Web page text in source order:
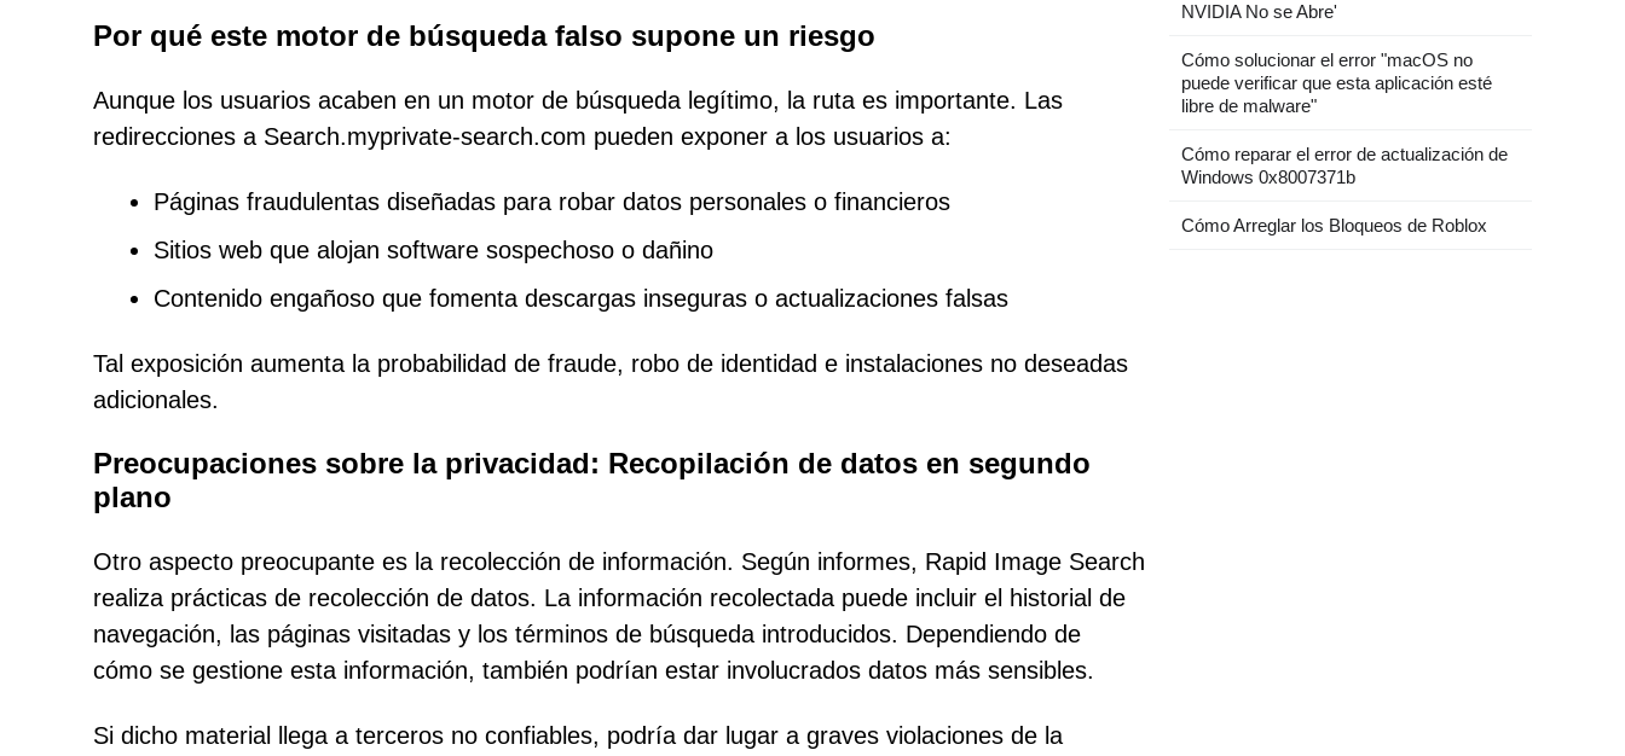
Por qué este motor de búsqueda falso supone un riesgo
Aunque los usuarios acaben en un motor de búsqueda legítimo, la ruta es importante. Las
redirecciones a Search.myprivate-search.com pueden exponer a los usuarios a:
Páginas fraudulentas diseñadas para robar datos personales o financieros
Sitios web que alojan software sospechoso o dañino
Contenido engañoso que fomenta descargas inseguras o actualizaciones falsas
Tal exposición aumenta la probabilidad de fraude, robo de identidad e instalaciones no deseadas
adicionales.
Preocupaciones sobre la privacidad: Recopilación de datos en segundo
plano
Otro aspecto preocupante es la recolección de información. Según informes, Rapid Image Search
realiza prácticas de recolección de datos. La información recolectada puede incluir el historial de
navegación, las páginas visitadas y los términos de búsqueda introducidos. Dependiendo de
cómo se gestione esta información, también podrían estar involucrados datos más sensibles.
Si dicho material llega a terceros no confiables, podría dar lugar a graves violaciones de la
NVIDIA No se Abre'
Cómo solucionar el error "macOS no
puede verificar que esta aplicación esté
libre de malware"
Cómo reparar el error de actualización de
Windows 0x8007371b
Cómo Arreglar los Bloqueos de Roblox